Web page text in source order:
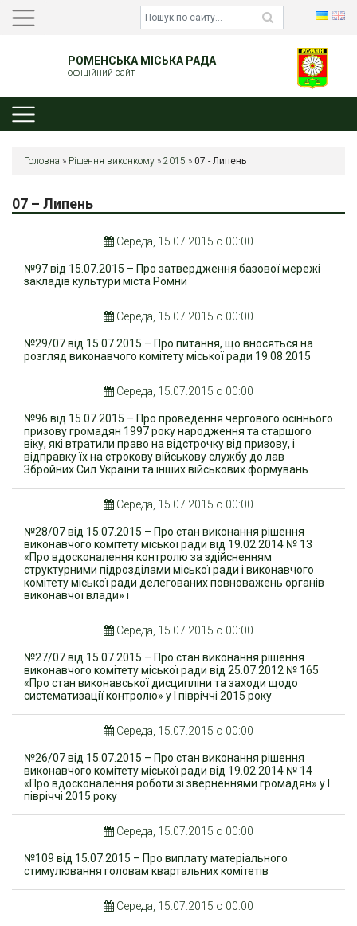
РОМЕНСЬКА МІСЬКА РАДА
офіційний сайт
Головна » Рішення виконкому » 2015 » 07 - Липень
07 – Липень
Середа, 15.07.2015 о 00:00
№97 від 15.07.2015 – Про затвердження базової мережі
закладів культури міста Ромни
Середа, 15.07.2015 о 00:00
№29/07 від 15.07.2015 – Про питання, що вносяться на
розгляд виконавчого комітету міської ради 19.08.2015
Середа, 15.07.2015 о 00:00
№96 від 15.07.2015 – Про проведення чергового осіннього
призову громадян 1997 року народження та старшого
віку, які втратили право на відстрочку від призову, і
відправку їх на строкову військову службу до лав
Збройних Сил України та інших військових формувань
Середа, 15.07.2015 о 00:00
№28/07 від 15.07.2015 – Про стан виконання рішення
виконавчого комітету міської ради від 19.02.2014 № 13
«Про вдосконалення контролю за здійсненням
структурними підрозділами міської ради і виконавчого
комітету міської ради делегованих повноважень органів
виконавчої влади» і
Середа, 15.07.2015 о 00:00
№27/07 від 15.07.2015 – Про стан виконання рішення
виконавчого комітету міської ради від 25.07.2012 № 165
«Про стан виконавської дисципліни та заходи щодо
систематизації контролю» у І півріччі 2015 року
Середа, 15.07.2015 о 00:00
№26/07 від 15.07.2015 – Про стан виконання рішення
виконавчого комітету міської ради від 19.02.2014 № 14
«Про вдосконалення роботи зі зверненнями громадян» у І
півріччі 2015 року
Середа, 15.07.2015 о 00:00
№109 від 15.07.2015 – Про виплату матеріального
стимулювання головам квартальних комітетів
Середа, 15.07.2015 о 00:00